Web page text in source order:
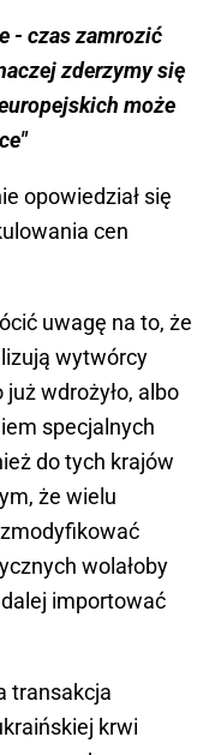
- czas zamrozić
zderzymy się
może
opowiedział się
cen
uwagę na to, że
wytwórcy
wdrożyło, albo
specjalnych
do tych krajów
że wielu
wolałoby
importować
transakcja
krwi